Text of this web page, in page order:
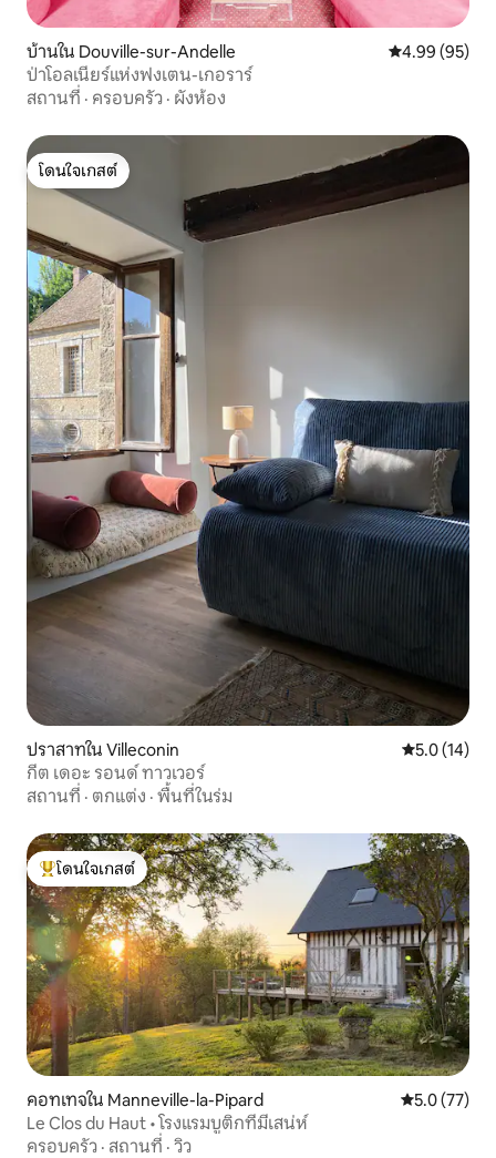
บ้านใน Douville-sur-Andelle คะแนนเฉลี่ย
4.99 (95)
ป่าโอลเนียร์แห่งฟงเตน-เกอราร์
สถานที่ · ครอบครัว · ผังห้อง
โดนใจเกสต์
โดนใจเกสต์
ปราสาทใน Villeconin คะแนนเฉลี่ย
5.0 (14)
กีต เดอะ รอนด์ ทาวเวอร์
สถานที่ · ตกแต่ง · พื้นที่ในร่ม
โดนใจเกสต์ที่สุด
โดนใจเกสต์
คอทเทจใน Manneville-la-Pipard คะแนนเฉลี่ย
5.0 (77)
Le Clos du Haut • โรงแรมบูติกที่มีเสน่ห์
ครอบครัว · สถานที่ · วิว